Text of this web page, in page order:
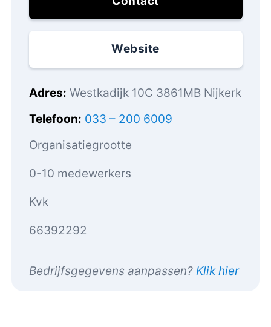
Website
Adres Westkadijk 10C 3861MB Nijkerk
Telefoon 033 – 200 6009
Organisatiegrootte
0-10 medewerkers
Kvk
66392292
Bedrijfsgegevens aanpassen? Klik hier